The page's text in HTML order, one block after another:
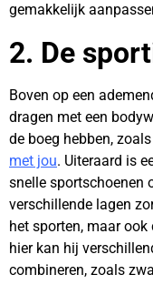
gemakkelijk
2. De
Boven op een
dragen met een
de boeg hebben,
met jou. Uiteraard is
snelle sportschoenen
verschillende lagen
het sporten, maar
hier kan hij
combineren, zoals